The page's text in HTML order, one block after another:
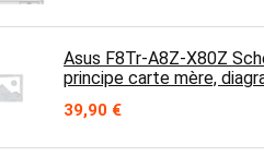
Asus F8Tr-A8Z-X80Z
principe carte mère,
39,90 €